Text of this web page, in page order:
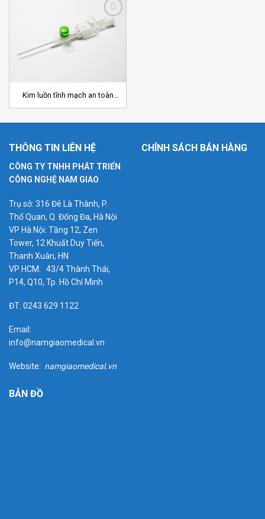
Kim luồn tĩnh mạch an toàn
THÔNG TIN LIÊN HỆ
CÔNG TY TNHH PHÁT TRIỂN
CÔNG NGHỆ NAM GIAO
Trụ sở: 316 Đê Là Thành, P.
Thổ Quan, Q. Đống Đa, Hà Nội
VP Hà Nội: Tầng 12, Zen
Tower, 12 Khuất Duy Tiến,
Thanh Xuân, HN
VP HCM: 43/4 Thành Thái,
P14, Q10, Tp. Hồ Chí Minh
ĐT: 0243 629 1122
Email:
info@namgiaomedical.vn
Website: namgiaomedical.vn
CHÍNH SÁCH BÁN HÀNG
BẢN ĐỒ